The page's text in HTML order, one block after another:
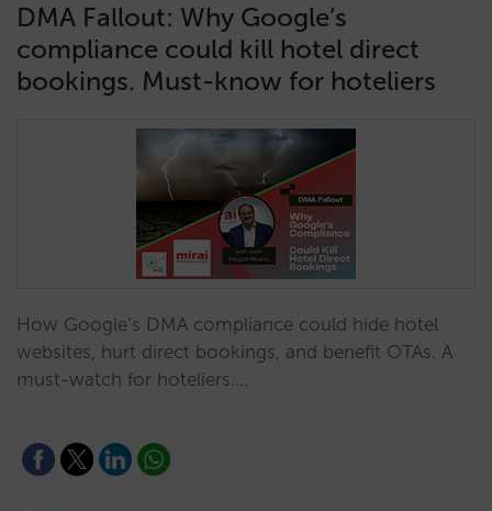
DMA Fallout: Why Google’s
compliance could kill hotel direct
bookings. Must-know for hoteliers
How Google’s DMA compliance could hide hotel
websites, hurt direct bookings, and benefit OTAs. A
must-watch for hoteliers.…